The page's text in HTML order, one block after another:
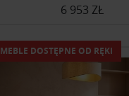
6 953 ZŁ
MEBLE DOSTĘPNE OD RĘKI